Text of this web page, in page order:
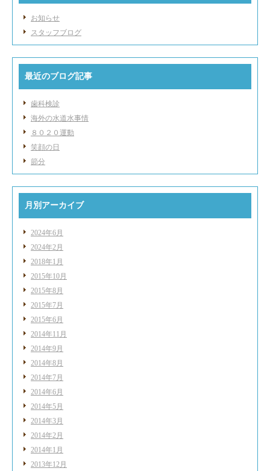
お知らせ
スタッフブログ
最近のブログ記事
歯科検診
海外の水道水事情
８０２０運動
笑顔の日
節分
月別アーカイブ
2024年6月
2024年2月
2018年1月
2015年10月
2015年8月
2015年7月
2015年6月
2014年11月
2014年9月
2014年8月
2014年7月
2014年6月
2014年5月
2014年3月
2014年2月
2014年1月
2013年12月